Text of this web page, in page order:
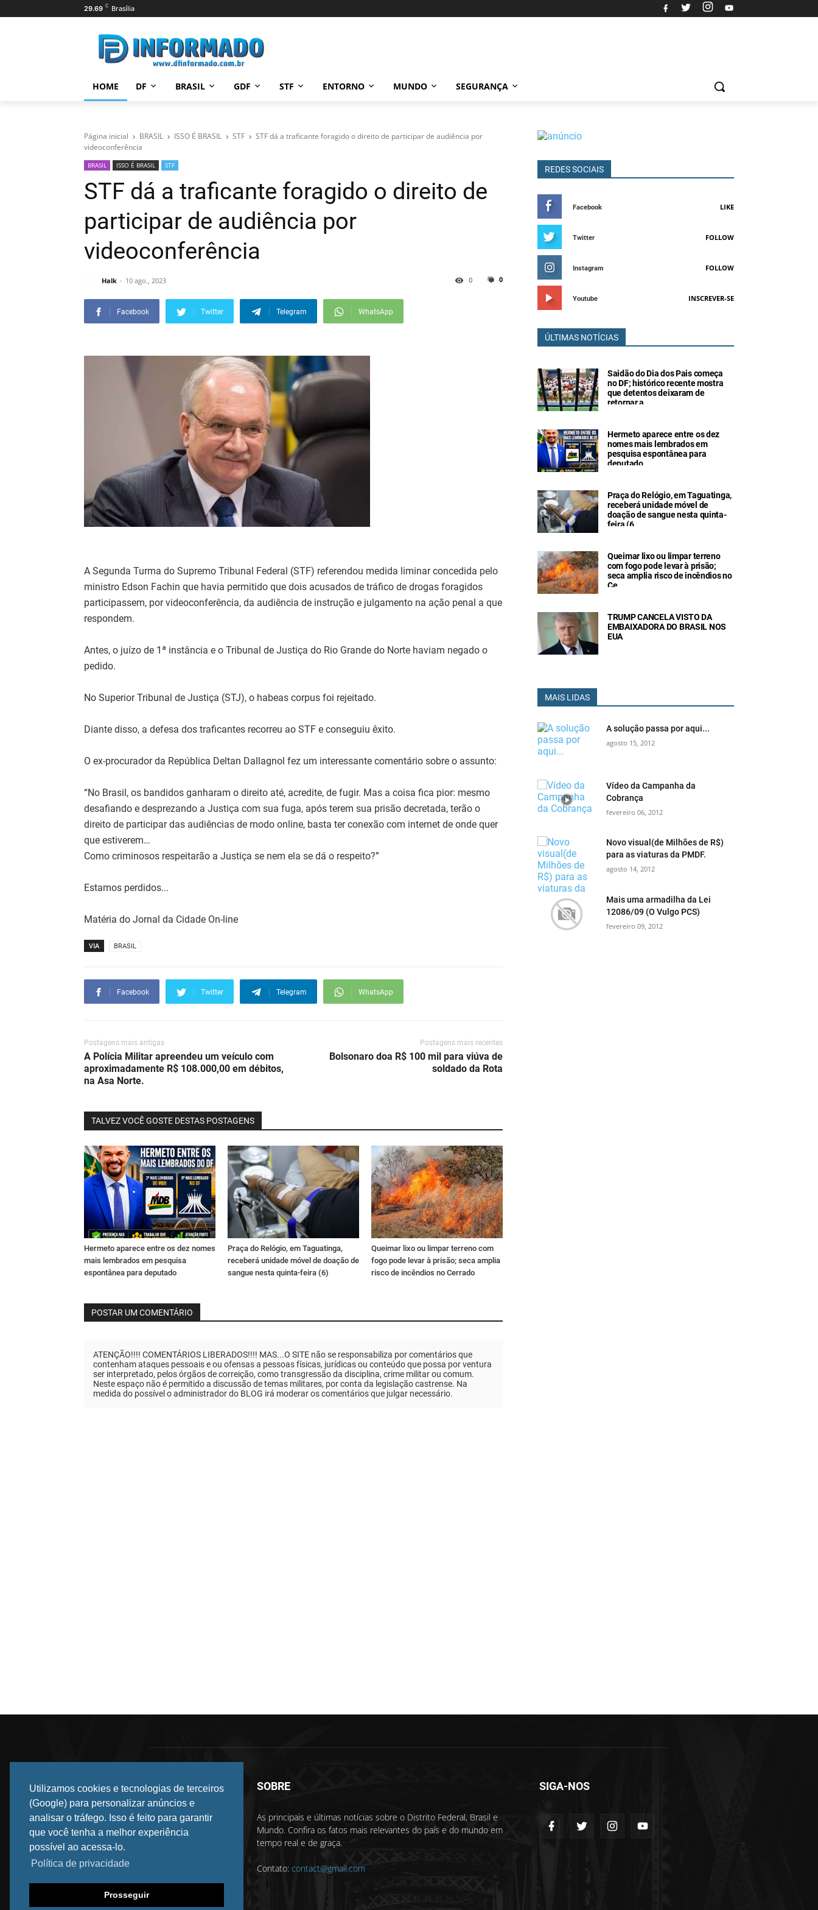
Utilizamos cookies e tecnologias de terceiros
(Google) para personalizar anúncios e
analisar o tráfego. Isso é feito para garantir
que você tenha a melhor experiência
possível ao acessa-lo.
Política de privacidade
Prosseguir
29.69 C Brasília
HOME DF BRASIL GDF STF ENTORNO MUNDO SEGURANÇA
Página inicial BRASIL ISSO É BRASIL STF
STF dá a traficante foragido o direito de participar de audiência por
videoconferência
BRASIL ISSO É BRASIL STF
STF dá a traficante foragido o direito de
participar de audiência por
videoconferência
Halk 10 ago., 2023 0
0
Facebook Twitter Telegram WhatsApp
A Segunda Turma do Supremo Tribunal Federal (STF) referendou medida liminar concedida pelo
ministro Edson Fachin que havia permitido que dois acusados de tráfico de drogas foragidos
participassem, por videoconferência, da audiência de instrução e julgamento na ação penal a que
respondem.
Antes, o juízo de 1ª instância e o Tribunal de Justiça do Rio Grande do Norte haviam negado o
pedido.
No Superior Tribunal de Justiça (STJ), o habeas corpus foi rejeitado.
Diante disso, a defesa dos traficantes recorreu ao STF e conseguiu êxito.
O ex-procurador da República Deltan Dallagnol fez um interessante comentário sobre o assunto:
“No Brasil, os bandidos ganharam o direito até, acredite, de fugir. Mas a coisa fica pior: mesmo
desafiando e desprezando a Justiça com sua fuga, após terem sua prisão decretada, terão o
direito de participar das audiências de modo online, basta ter conexão com internet de onde quer
que estiverem…
Como criminosos respeitarão a Justiça se nem ela se dá o respeito?”
Estamos perdidos...
Matéria do Jornal da Cidade On-line
VIA BRASIL
Facebook Twitter Telegram WhatsApp
Postagens mais antigas
A Polícia Militar apreendeu um veículo com
aproximadamente R$ 108.000,00 em débitos,
na Asa Norte.
Postagens mais recentes
Bolsonaro doa R$ 100 mil para viúva de
soldado da Rota
TALVEZ VOCÊ GOSTE DESTAS POSTAGENS
Hermeto aparece entre os dez nomes
mais lembrados em pesquisa
espontânea para deputado
Praça do Relógio, em Taguatinga,
receberá unidade móvel de doação de
sangue nesta quinta-feira (6)
Queimar lixo ou limpar terreno com
fogo pode levar à prisão; seca amplia
risco de incêndios no Cerrado
POSTAR UM COMENTÁRIO
ATENÇÃO!!!! COMENTÁRIOS LIBERADOS!!!! MAS...O SITE não se responsabiliza por comentários que
contenham ataques pessoais e ou ofensas a pessoas físicas, jurídicas ou conteúdo que possa por ventura
ser interpretado, pelos órgãos de correição, como transgressão da disciplina, crime militar ou comum.
Neste espaço não é permitido a discussão de temas militares, por conta da legislação castrense. Na
medida do possível o administrador do BLOG irá moderar os comentários que julgar necessário.
REDES SOCIAIS
Facebook LIKE
Twitter FOLLOW
Instagram FOLLOW
Youtube INSCREVER-SE
ÚLTIMAS NOTÍCIAS
Saidão do Dia dos Pais começa
no DF; histórico recente mostra
que detentos deixaram de
retornar a
Hermeto aparece entre os dez
nomes mais lembrados em
pesquisa espontânea para
deputado
Praça do Relógio, em Taguatinga,
receberá unidade móvel de
doação de sangue nesta quinta-
feira (6
Queimar lixo ou limpar terreno
com fogo pode levar à prisão;
seca amplia risco de incêndios no
Ce
TRUMP CANCELA VISTO DA
EMBAIXADORA DO BRASIL NOS
EUA
MAIS LIDAS
A solução passa por aqui...
agosto 15, 2012
Vídeo da Campanha da
Cobrança
fevereiro 06, 2012
Novo visual(de Milhões de R$)
para as viaturas da PMDF.
agosto 14, 2012
Mais uma armadilha da Lei
12086/09 (O Vulgo PCS)
fevereiro 09, 2012
SOBRE
As principais e últimas notícias sobre o Distrito Federal, Brasil e
Mundo. Confira os fatos mais relevantes do país e do mundo em
tempo real e de graça.
Contato:contact@gmail.com
SIGA-NOS